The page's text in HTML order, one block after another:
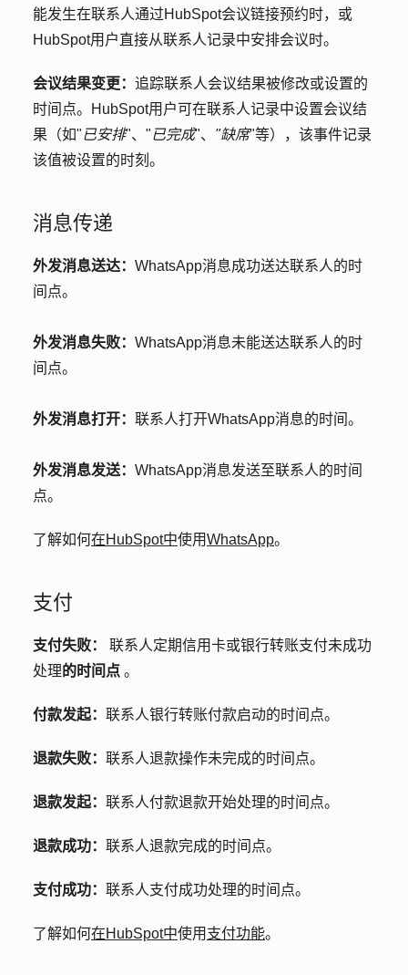
能发生在联系人通过HubSpot会议链接预约时，或
HubSpot用户直接从联系人记录中安排会议时。
会议结果变更： 追踪联系人会议结果被修改或设置的
时间点。HubSpot用户可在联系人记录中设置会议结
果（如"已安排"、"已完成"、 "缺席"等），该事件记录
该值被设置的时刻。
消息传递
外发消息送达： WhatsApp消息成功送达联系人的时
间点。
外发消息失败： WhatsApp消息未能送达联系人的时
间点。
外发消息打开： 联系人打开WhatsApp消息的时间。
外发消息发送： WhatsApp消息发送至联系人的时间
点。
了解如何在HubSpot中使用WhatsApp。
支付
支付失败： 联系人定期信用卡或银行转账支付未成功
处理的时间点 。
付款发起： 联系人银行转账付款启动的时间点。
退款失败： 联系人退款操作未完成的时间点。
退款发起： 联系人付款退款开始处理的时间点。
退款成功： 联系人退款完成的时间点。
支付成功： 联系人支付成功处理的时间点。
了解如何在HubSpot中使用 支付功能。